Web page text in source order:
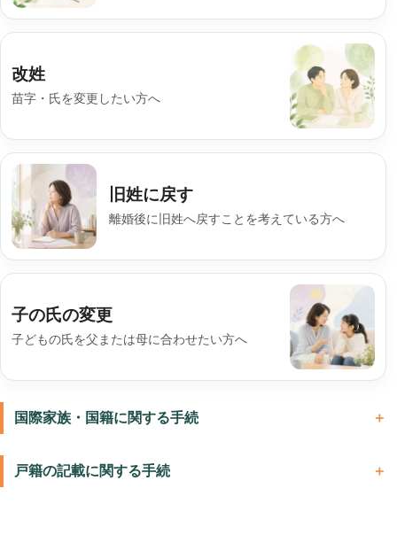
改姓
苗字・氏を変更したい方へ
旧姓に戻す
離婚後に旧姓へ戻すことを考えている方へ
子の氏の変更
子どもの氏を父または母に合わせたい方へ
国際家族・国籍に関する手続
戸籍の記載に関する手続